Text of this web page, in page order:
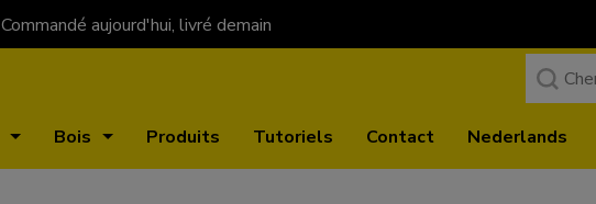
Commandé aujourd'hui, livré demain
Bois Produits Tutoriels Contact Nederlands